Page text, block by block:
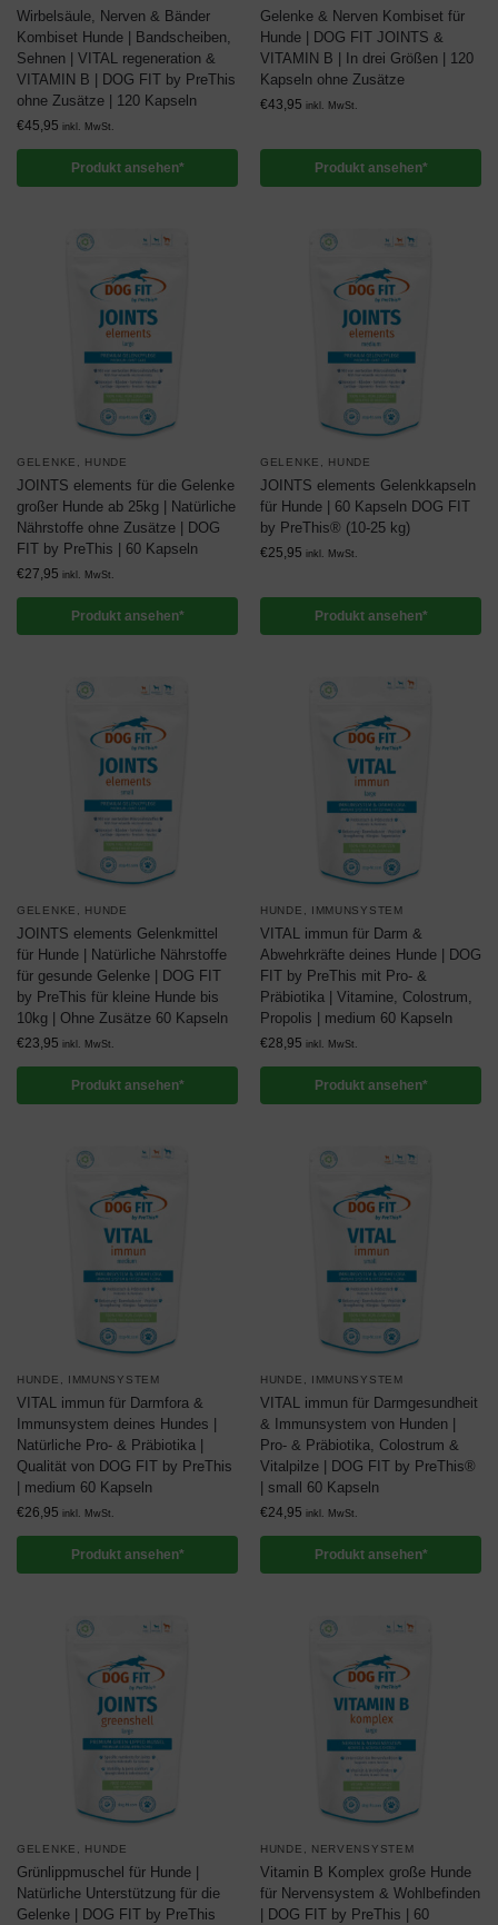
Wirbelsäule, Nerven & Bänder
Kombiset Hunde | Bandscheiben,
Sehnen | VITAL regeneration &
VITAMIN B | DOG FIT by PreThis
ohne Zusätze | 120 Kapseln
€45,95 inkl. MwSt.
Produkt ansehen*
Gelenke & Nerven Kombiset für
Hunde | DOG FIT JOINTS &
VITAMIN B | In drei Größen | 120
Kapseln ohne Zusätze
€43,95 inkl. MwSt.
Produkt ansehen*
GELENKE HUNDE
JOINTS elements für die Gelenke
großer Hunde ab 25kg | Natürliche
Nährstoffe ohne Zusätze | DOG
FIT by PreThis | 60 Kapseln
€27,95 inkl. MwSt.
Produkt ansehen*
GELENKE HUNDE
JOINTS elements Gelenkkapseln
für Hunde | 60 Kapseln DOG FIT
by PreThis® (10-25 kg)
€25,95 inkl. MwSt.
Produkt ansehen*
GELENKE HUNDE
JOINTS elements Gelenkmittel
für Hunde | Natürliche Nährstoffe
für gesunde Gelenke | DOG FIT
by PreThis für kleine Hunde bis
10kg | Ohne Zusätze 60 Kapseln
€23,95 inkl. MwSt.
Produkt ansehen*
HUNDE IMMUNSYSTEM
VITAL immun für Darm &
Abwehrkräfte deines Hunde | DOG
FIT by PreThis mit Pro- &
Präbiotika | Vitamine, Colostrum,
Propolis | medium 60 Kapseln
€28,95 inkl. MwSt.
Produkt ansehen*
HUNDE IMMUNSYSTEM
VITAL immun für Darmfora &
Immunsystem deines Hundes |
Natürliche Pro- & Präbiotika |
Qualität von DOG FIT by PreThis
| medium 60 Kapseln
€26,95 inkl. MwSt.
Produkt ansehen*
HUNDE IMMUNSYSTEM
VITAL immun für Darmgesundheit
& Immunsystem von Hunden |
Pro- & Präbiotika, Colostrum &
Vitalpilze | DOG FIT by PreThis®
| small 60 Kapseln
€24,95 inkl. MwSt.
Produkt ansehen*
GELENKE HUNDE
Grünlippmuschel für Hunde |
Natürliche Unterstützung für die
Gelenke | DOG FIT by PreThis
HUNDE NERVENSYSTEM
Vitamin B Komplex große Hunde
für Nervensystem & Wohlbefinden
| DOG FIT by PreThis | 60